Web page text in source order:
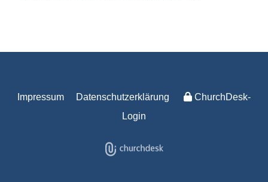
Impressum Datenschutzerklärung
ChurchDesk-
Login